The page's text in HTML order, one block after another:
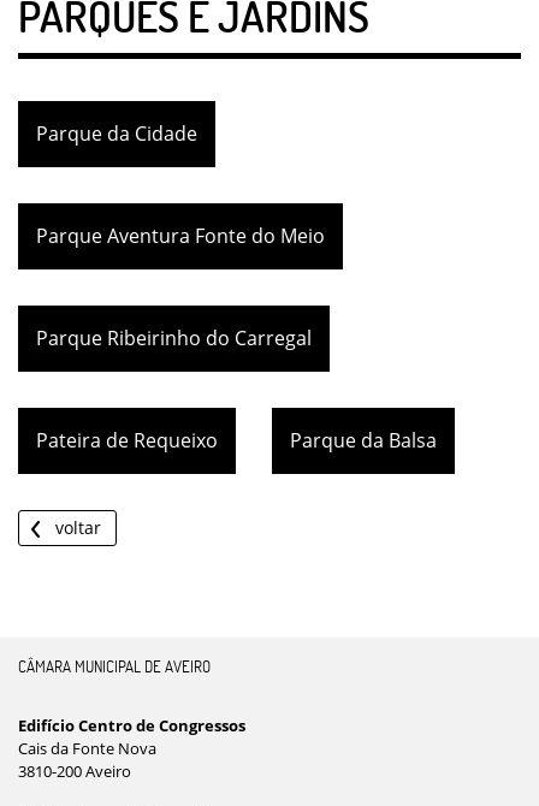
PARQUES E JARDINS
Parque da Cidade
Parque Aventura Fonte do Meio
Parque Ribeirinho do Carregal
Pateira de Requeixo Parque da Balsa
voltar
CÂMARA MUNICIPAL DE AVEIRO
Edifício Centro de Congressos
Cais da Fonte Nova
3810-200 Aveiro